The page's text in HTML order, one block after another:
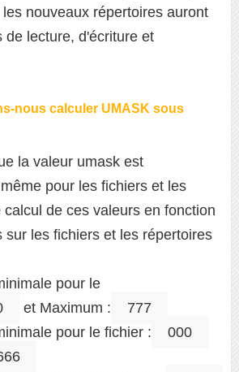
nouveaux répertoires auront
de lecture, d'écriture et
nous calculer UMASK sous
la valeur umask est
pour les fichiers et les
de ces valeurs en fonction
sur les fichiers et les répertoires
pour le
et Maximum :
777
pour le fichier :
000